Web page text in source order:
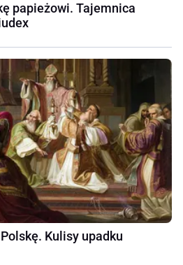
papieżowi. Tajemnica
Kulisy upadku